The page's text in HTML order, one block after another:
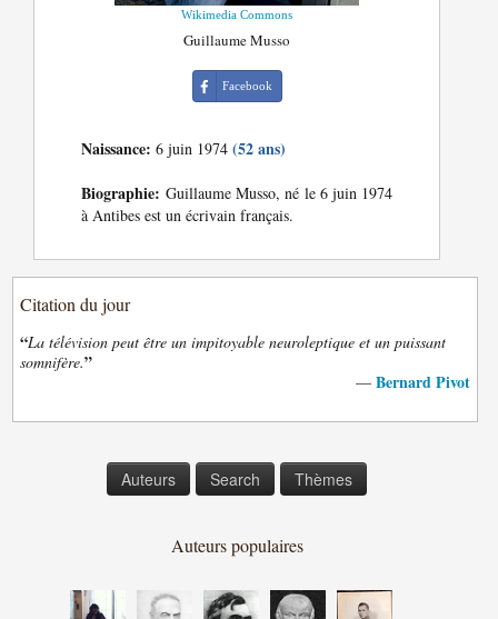
Wikimedia Commons
Guillaume Musso
Facebook
Naissance: 6 juin 1974(52 ans)
Biographie: Guillaume Musso, né le 6 juin 1974
à Antibes est un écrivain français.
Citation du jour
“La télévision peut être un impitoyable neuroleptique et un puissant
somnifère.”
— Bernard Pivot
Auteurs Search Thèmes
Auteurs populaires